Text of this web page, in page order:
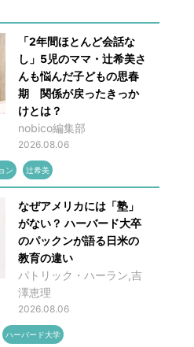
「2年間ほとんど会話な
し」5児のママ・辻希美さ
んも悩んだ子どもの思春
期 関係が戻ったきっか
けとは？
nobico編集部
2026.08.06
ン 辻希美
なぜアメリカには「塾」
がない？ ハーバード大卒
のパックンが語る日米の
教育の違い
パトリック・ハーラン,吉
澤恵理
2026.08.06
ハーバード大学